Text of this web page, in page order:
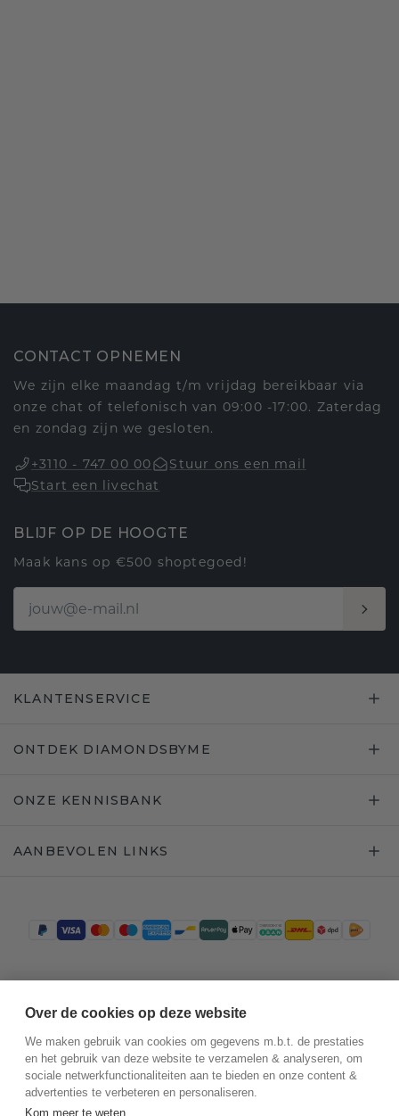
CONTACT OPNEMEN
We zijn elke maandag t/m vrijdag bereikbaar via
onze chat of telefonisch van 09:00 -17:00. Zaterdag
en zondag zijn we gesloten.
+3110 - 747 00 00
Stuur ons een mail
Start een livechat
BLIJF OP DE HOOGTE
Maak kans op €500 shoptegoed!
KLANTENSERVICE
ONTDEK DIAMONDSBYME
ONZE KENNISBANK
AANBEVOLEN LINKS
Over de cookies op deze website
We maken gebruik van cookies om gegevens m.b.t. de prestaties
en het gebruik van deze website te verzamelen & analyseren, om
sociale netwerkfunctionaliteiten aan te bieden en onze content &
advertenties te verbeteren en personaliseren.
Kom meer te weten